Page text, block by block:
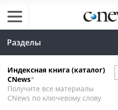
Разделы
Индексная книга (каталог)
CNews*
Получите все материалы
CNews по ключевому слову